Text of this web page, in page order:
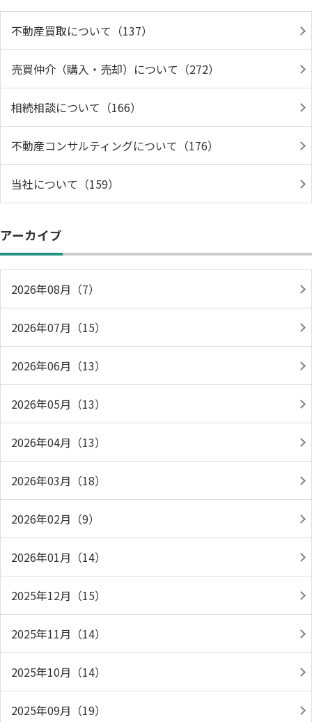
不動産買取について（137）
売買仲介（購入・売却）について（272）
相続相談について（166）
不動産コンサルティングについて（176）
当社について（159）
アーカイブ
2026年08月（7）
2026年07月（15）
2026年06月（13）
2026年05月（13）
2026年04月（13）
2026年03月（18）
2026年02月（9）
2026年01月（14）
2025年12月（15）
2025年11月（14）
2025年10月（14）
2025年09月（19）